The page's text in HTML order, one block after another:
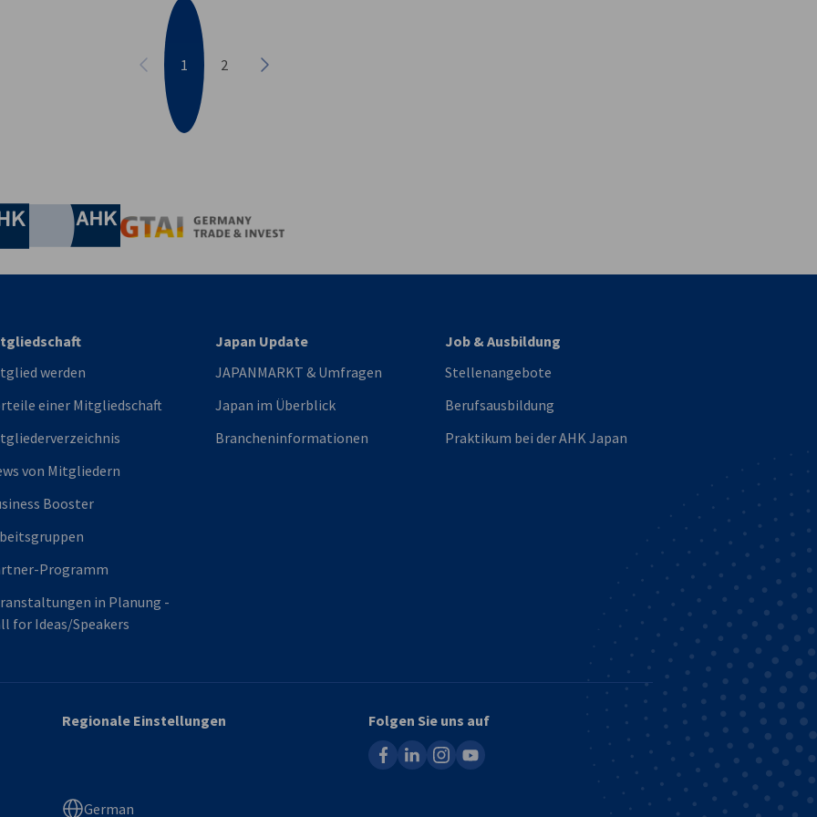
Vorherige
1 2
Nächste
Industrie- und Handelskammer
Industrie- und Handelskammer
AHK.de
werden
einer Mitgliedschaft
von Mitgliedern
Booster
Programm
in Planung -
for Ideas/Speakers
Japan Update
JAPANMARKT & Umfragen
Japan im Überblick
Brancheninformationen
Job & Ausbildung
Stellenangebote
Berufsausbildung
Praktikum bei der AHK Japan
Regionale Einstellungen
German
Folgen Sie uns auf
facebooklinkedininstagram
youtube